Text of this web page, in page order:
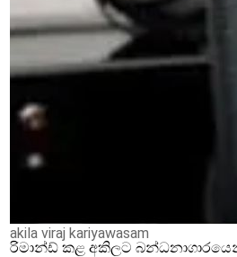
akila viraj kariyawasam
රිමාන්ඩ් කළ අකිලට